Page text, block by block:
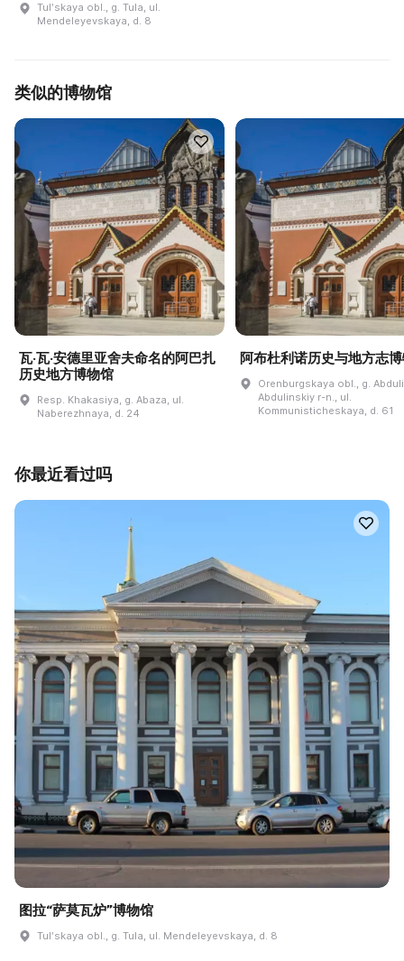
Tulʹskaya obl., g. Tula, ul.
Mendeleyevskaya, d. 8
类似的博物馆
瓦·瓦·安德里亚舍夫命名的阿巴扎
历史地方博物馆
Resp. Khakasiya, g. Abaza, ul.
Naberezhnaya, d. 24
阿布杜利诺历史与地方志
Orenburgskaya obl., g.
Abdulinskiy r-n., ul.
Kommunisticheskaya, d. 61
你最近看过吗
图拉“萨莫瓦炉”博物馆
Tulʹskaya obl., g. Tula, ul. Mendeleyevskaya, d. 8